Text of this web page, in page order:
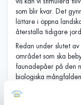
som blir kvar. Det
lättare i öppna
återställa tidigare
Redan under slutet
området som ska
faunadepåer på den
biologiska
Under sommaren